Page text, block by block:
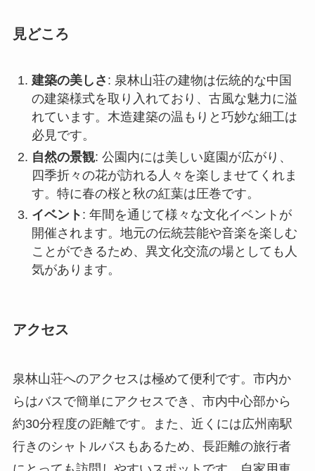
必見です。
四季折々の花が訪れる人々を楽しませてくれま
す。特に春の桜と秋の紅葉は圧巻です。
イベント : 年間を通じて様々な文化イベントが
開催されます。地元の伝統芸能や音楽を楽しむ
ことができるため、異文化交流の場としても人
気があります。
アクセス
泉林山荘へのアクセスは極めて便利です。市内か
約30分程度の距離です。また、近くには広州南駅
での訪問も可能で、専用の駐車場も完備していま
す。
営業シーズンは年中無休ですが、特に春から秋に